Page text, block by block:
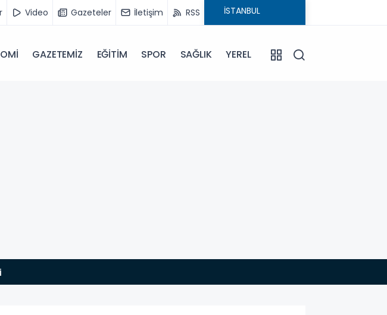
Video Gazeteler İletişim RSS
GAZETEMİZ EĞİTİM SPOR SAĞLIK YEREL